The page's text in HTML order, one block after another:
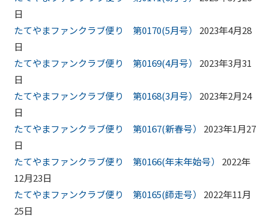
日
たてやまファンクラブ便り 第0170(5月号）
2023年4月28
日
たてやまファンクラブ便り 第0169(4月号）
2023年3月31
日
たてやまファンクラブ便り 第0168(3月号）
2023年2月24
日
たてやまファンクラブ便り 第0167(新春号）
2023年1月27
日
たてやまファンクラブ便り 第0166(年末年始号）
2022年
12月23日
たてやまファンクラブ便り 第0165(師走号）
2022年11月
25日